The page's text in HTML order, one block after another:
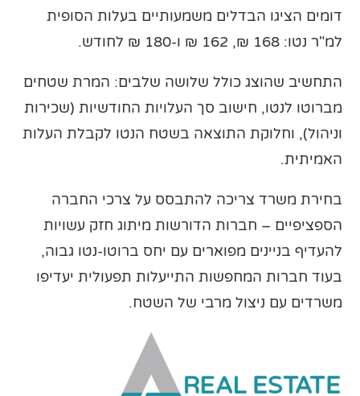
דומים הציגו הבדלים משמעותיים בעלות הסופית
למ"ר נטו: 168 ₪, 162 ₪ ו-180 ₪ לחודש.
התחשיב שהוצג כולל שלושה שלבים: המרת שטחים
מברוטו לנטו, חישוב סך העלויות החודשיות (שכירות
וניהול), וחלוקת התוצאה בשטח הנטו לקבלת העלות
האמיתית.
בחירת משרד צריכה להתבסס על צרכי החברה
הספציפיים – חברות הדורשות מיתוג חזק עשויות
להעדיף בניינים מפוארים עם יחס ברוטו-נטו גבוה,
בעוד חברות המחפשות התייעלות תפעולית יעדיפו
משרדים עם ניצול מרבי של השטח.